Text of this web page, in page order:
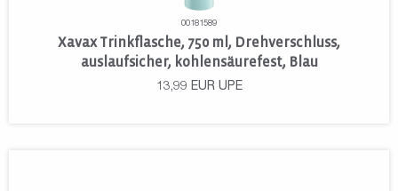
00181589
Xavax Trinkflasche, 750 ml, Drehverschluss,
auslaufsicher, kohlensäurefest, Blau
13,99 EUR UPE